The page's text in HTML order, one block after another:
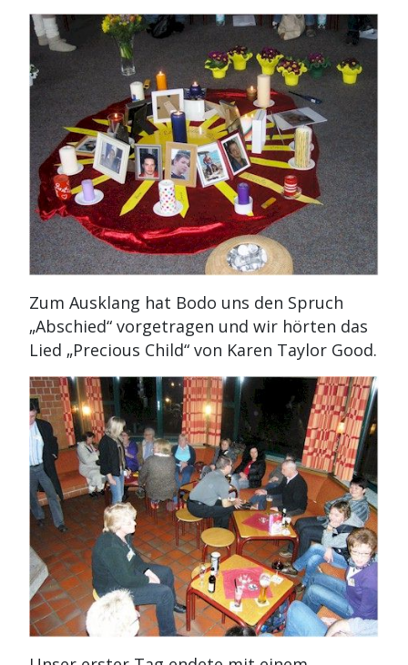
Zum Ausklang hat Bodo uns den Spruch
„Abschied“ vorgetragen und wir hörten das
Lied „Precious Child“ von Karen Taylor Good.